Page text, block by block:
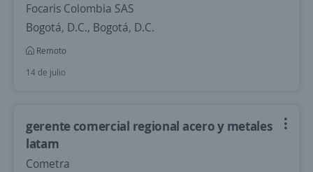
Focaris Colombia SAS
Bogotá, D.C., Bogotá, D.C.
Remoto
14 de julio
gerente comercial regional acero y metales
latam
Cometra